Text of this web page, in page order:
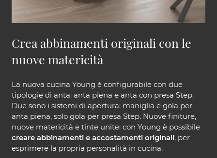
Crea abbinamenti originali con le
nuove matericità
La nuova cucina Young è configurabile con due
tipologie di anta: anta piena e anta con presa Step.
Due sono i sistemi di apertura: maniglia e gola per
anta piena, solo gola per presa Step. Nuove finiture,
nuove matericità e tinte unite: con Young è possibile
creare abbinamenti e accostamenti originali, per
esprimere la propria personalità in cucina.